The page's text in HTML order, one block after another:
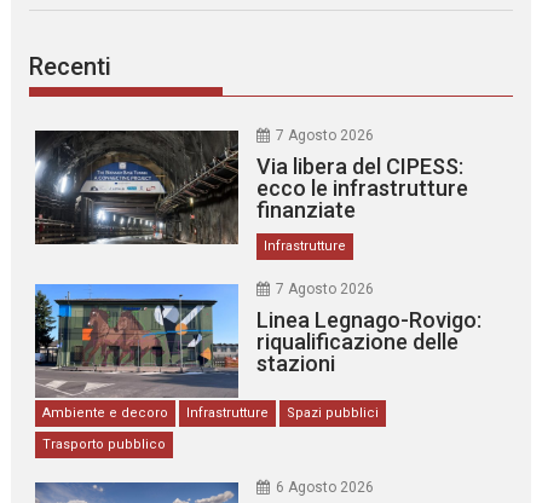
Recenti
7 Agosto 2026
Via libera del CIPESS:
ecco le infrastrutture
finanziate
Infrastrutture
7 Agosto 2026
Linea Legnago-Rovigo:
riqualificazione delle
stazioni
Ambiente e decoro Infrastrutture
Spazi pubblici
Trasporto pubblico
6 Agosto 2026